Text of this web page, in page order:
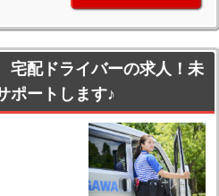
配ドライバーの求人！未
ポートします♪